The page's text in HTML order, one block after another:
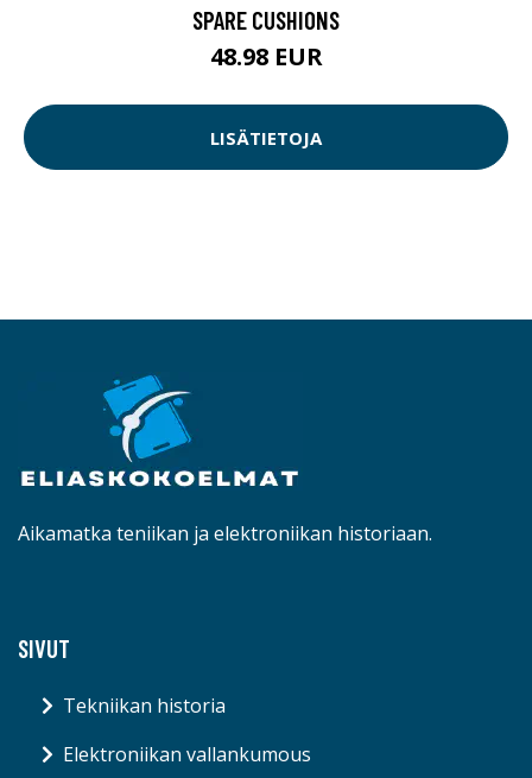
SPARE CUSHIONS
48.98 EUR
LISÄTIETOJA
Aikamatka teniikan ja elektroniikan historiaan.
SIVUT
Tekniikan historia
Elektroniikan vallankumous